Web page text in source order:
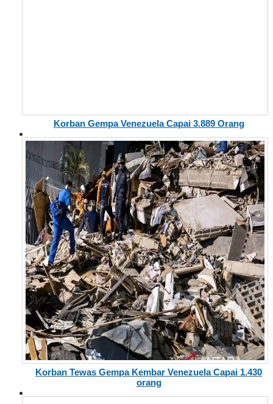
Korban Gempa Venezuela Capai 3.889 Orang
Korban Tewas Gempa Kembar Venezuela Capai 1.430
orang